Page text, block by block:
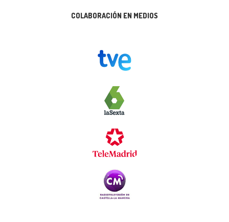
COLABORACIÓN EN MEDIOS